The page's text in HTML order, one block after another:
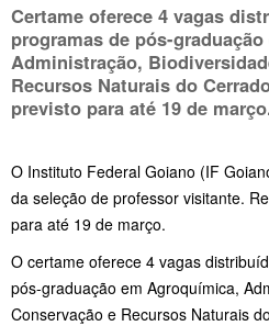
Certame oferece 4 vagas
programas de pós-
Administração,
Recursos Naturais do
previsto para até 19 de
O Instituto Federal Goiano (IF
da seleção de professor visitante.
para até 19 de março.
O certame oferece 4 vagas
pós-graduação em Agroquímica,
Conservação e Recursos Naturais